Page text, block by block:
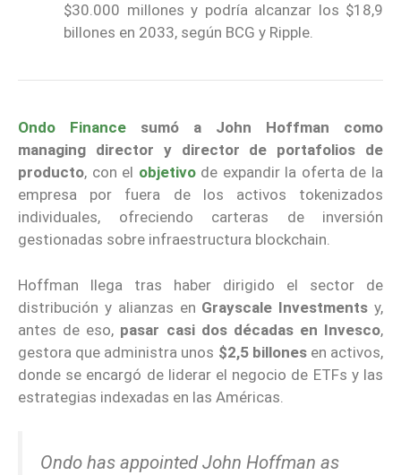
$30.000 millones y podría alcanzar los $18,9
billones en 2033, según BCG y Ripple.
Ondo Finance
sumó a John Hoffman como
managing director y director de portafolios de
producto, con el objetivo de expandir la oferta de la
empresa por fuera de los activos tokenizados
individuales, ofreciendo carteras de inversión
gestionadas sobre infraestructura blockchain.
Hoffman llega tras haber dirigido el sector de
distribución y alianzas en Grayscale Investments y,
antes de eso, pasar casi dos décadas en Invesco,
gestora que administra unos $2,5 billonesen activos,
donde se encargó de liderar el negocio de ETFs y las
estrategias indexadas en las Américas.
Ondo has appointed John Hoffman as